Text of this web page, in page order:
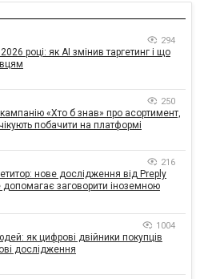
294
році: як AI змінив таргетинг і що
250
«Хто б знав» про асортимент,
побачити на платформі
216
нове дослідження від Preply
заговорити іноземною
1004
як цифрові двійники покупців
дослідження